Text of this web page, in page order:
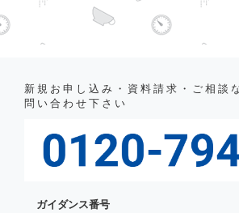
新規お申し込み・資料請求・ご相談
問い合わせ下さい
ガイダンス番号